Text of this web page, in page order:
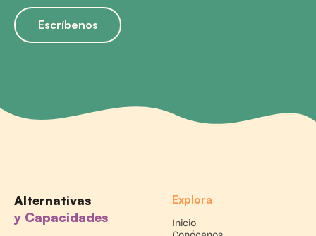
Escríbenos
Alternativas
y Capacidades
Explora
Inicio